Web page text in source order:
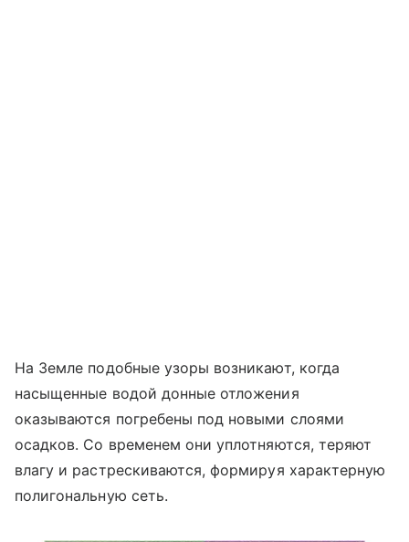
На Земле подобные узоры возникают, когда
насыщенные водой донные отложения
оказываются погребены под новыми слоями
осадков. Со временем они уплотняются, теряют
влагу и растрескиваются, формируя характерную
полигональную сеть.